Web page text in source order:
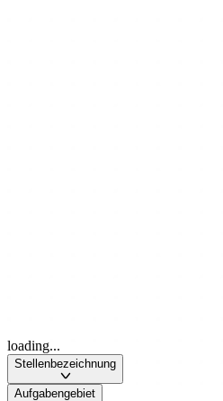
loading...
Stellenbezeichnung
Aufgabengebiet